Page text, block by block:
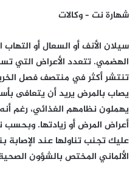
شهارة نت – وكالات
سيلان الأنف أو السعال أو
الهضمي. تتعدد الأعراض التي
تنتشر أكثر في منتصف فصل
يصاب بالمرض يريد أن يتعافى
يهملون نظامهم الغذائي، رغم
أعراض المرض أو زيادتها. وبحسب
عليك تجنب تناولها عند الإصابة
الألماني المختص بالشؤون